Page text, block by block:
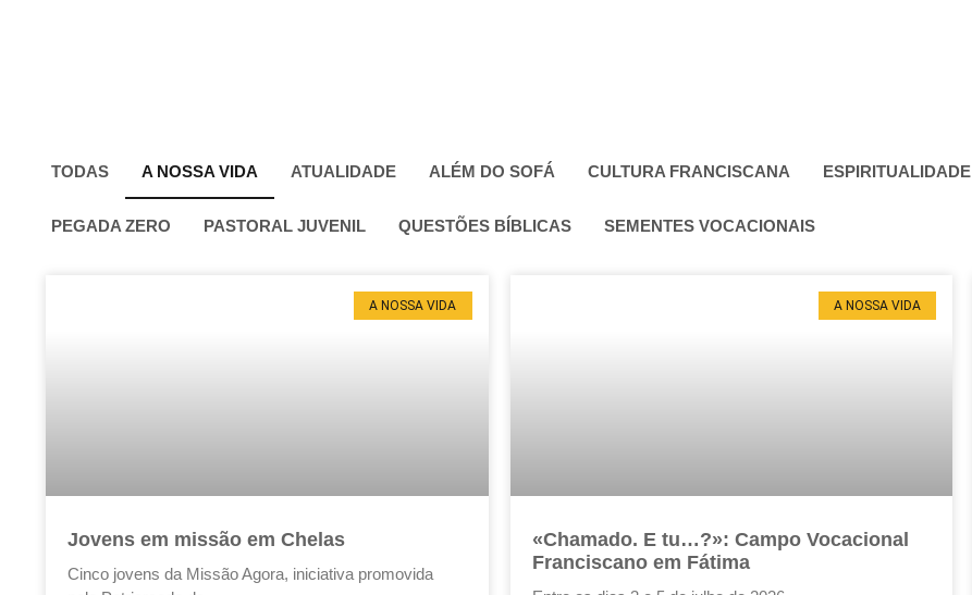
TODAS A NOSSA VIDA ATUALIDADE ALÉM DO SOFÁ CULTURA FRANCISCANA ESPIRITUALIDADE
PEGADA ZERO PASTORAL JUVENIL QUESTÕES BÍBLICAS SEMENTES VOCACIONAIS
A NOSSA VIDA
Jovens em missão em Chelas
Cinco jovens da Missão Agora, iniciativa promovida
A NOSSA VIDA
«Chamado. E tu…?»: Campo Vocacional
Franciscano em Fátima